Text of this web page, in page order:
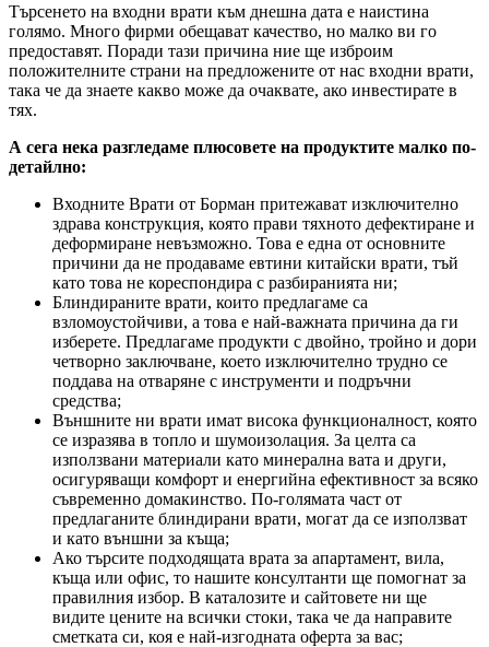
Търсенето на входни врати към днешна дата е наистина
голямо. Много фирми обещават качество, но малко ви го
предоставят. Поради тази причина ние ще изброим
положителните страни на предложените от нас входни врати,
така че да знаете какво може да очаквате, ако инвестирате в
тях.
А сега нека разгледаме плюсовете на продуктите малко по-
детайлно:
Входните Врати от Борман притежават изключително
здрава конструкция, която прави тяхното дефектиране и
деформиране невъзможно. Това е една от основните
причини да не продаваме евтини китайски врати, тъй
като това не кореспондира с разбиранията ни;
Блиндираните врати, които предлагаме са
взломоустойчиви, а това е най-важната причина да ги
изберете. Предлагаме продукти с двойно, тройно и дори
четворно заключване, което изключително трудно се
поддава на отваряне с инструменти и подръчни
средства;
Външните ни врати имат висока функционалност, която
се изразява в топло и шумоизолация. За целта са
използвани материали като минерална вата и други,
осигуряващи комфорт и енергийна ефективност за всяко
съвременно домакинство. По-голямата част от
предлаганите блиндирани врати, могат да се използват
и като външни за къща;
Ако търсите подходящата врата за апартамент, вила,
къща или офис, то нашите консултанти ще помогнат за
правилния избор. В каталозите и сайтовете ни ще
видите цените на всички стоки, така че да направите
сметката си, коя е най-изгодната оферта за вас;